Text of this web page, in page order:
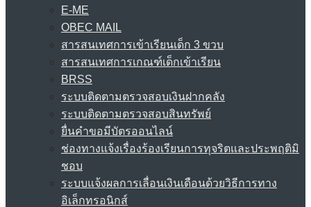
E-ME
OBEC MAIL
สารสนเทศการเข้าเรียนเด็ก 3 ขวบ
สารสนเทศการเกณฑ์เด็กเข้าเรียน
BRSS
ระบบติดตามตรวจสอบเงินฝากคลัง
ระบบติดตามตรวจสอบสินทรัพย์
ยื่นคำขอมีบัตรออนไลน์
ช่องทางแจ้งเรื่องร้องเรียนการทุจริตและประพฤติมิ
ชอบ
ระบบแจ้งผลการเลื่อนเงินเดือนด้วยวิธีการทาง
อิเล็กทรอนิกส์